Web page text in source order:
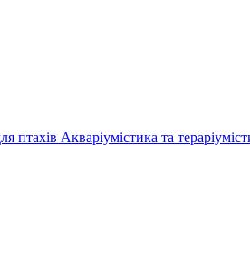
птахів Акваріумістика та